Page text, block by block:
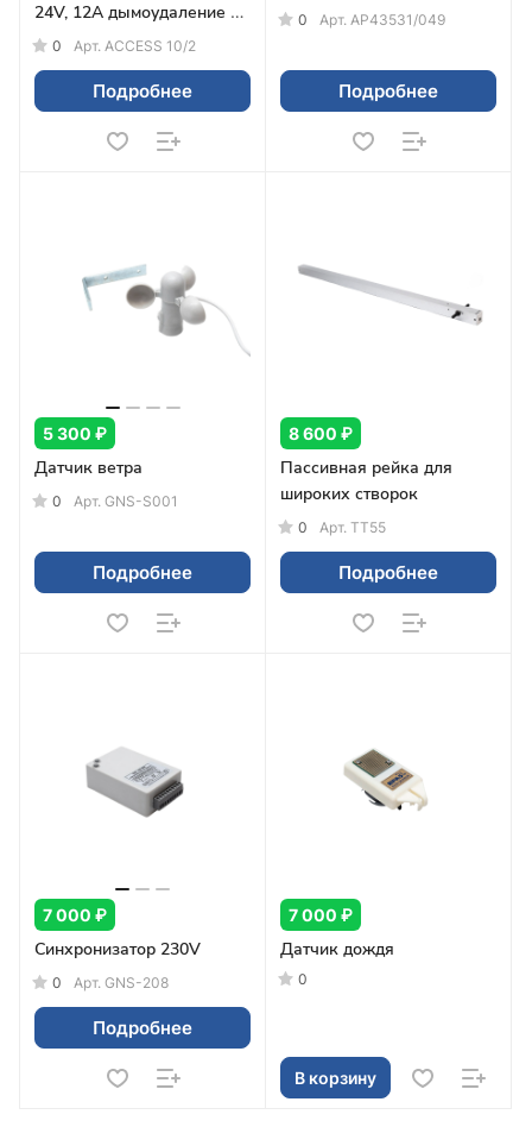
24V, 12А дымоудаление и
вентиляция
0 Арт. ACCESS 10/2
Подробнее
0 Арт. AP43531/049
Подробнее
5 300 ₽
Датчик ветра
0 Арт. GNS-S001
Подробнее
8 600 ₽
Пассивная рейка для
широких створок
0 Арт. ТТ55
Подробнее
7 000 ₽
Синхронизатор 230V
0 Арт. GNS-208
Подробнее
7 000 ₽
Датчик дождя
0
В корзину